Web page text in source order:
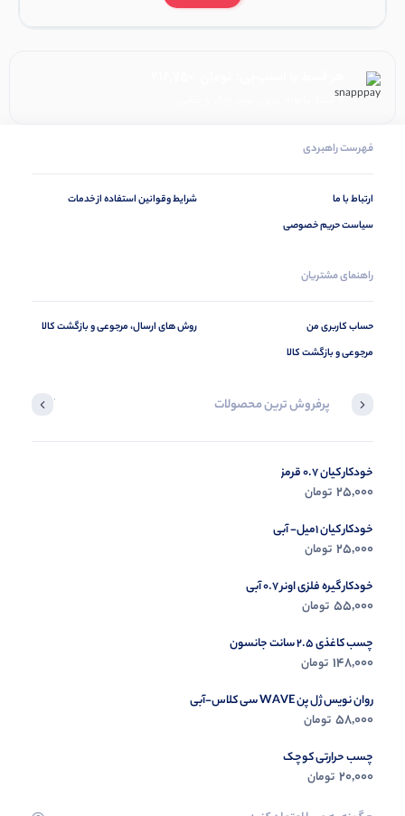
۴ قسط ماهانه. بدون سود، چک و ضامن.
فهرست راهبردی
ارتباط با ما
سیاست حریم خصوصی
شرایط وقوانین استفاده از خدمات
راهنمای مشتریان
حساب کاربری من
مرجوعی و بازگشت کالا
روش های ارسال، مرجوعی و بازگشت کالا
پرفروش ترین محصولات آخرین
خودکار کیان 0.7 قرمز
25,000 تومان
خودکار کیان 1میل- آبی
25,000 تومان
خودکار گیره فلزی اونر 0.7 آبی
55,000 تومان
چسب کاغذی 2.5 سانت جانسون
148,000 تومان
روان نویس ژل پن WAVE سی کلاس-آبی
58,000 تومان
چسب حرارتی کوچک
20,000 تومان